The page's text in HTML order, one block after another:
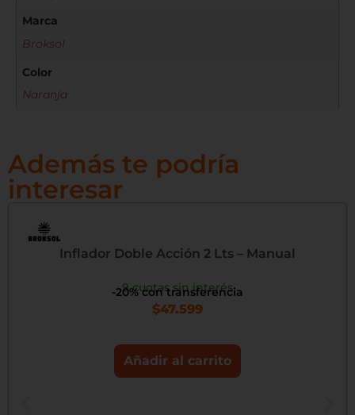
Marca
Broksol
Color
Naranja
Además te podría
interesar
Inflador Doble Acción 2 Lts – Manual
9 cuotas sin interés
-20% con transferencia
$47.599
Añadir al carrito